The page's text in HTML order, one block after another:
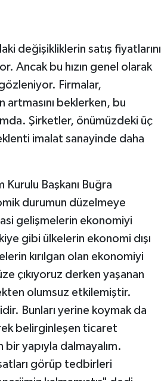
değişikliklerin satış fiyatlarını
Ancak bu hızın genel olarak
Firmalar,
beklerken, bu
Şirketler, önümüzdeki üç
imalat sanayinde daha
Başkanı Buğra
durumun düzelmeye
gelişmelerin ekonomiyi
gibi ülkelerin ekonomi dışı
kırılgan olan ekonomiyi
çıkıyoruz derken yaşanan
olumsuz etkilemiştir.
Bunları yerine koymak da
belirginleşen ticaret
bir yapıyla dalmayalım.
görüp tedbirleri